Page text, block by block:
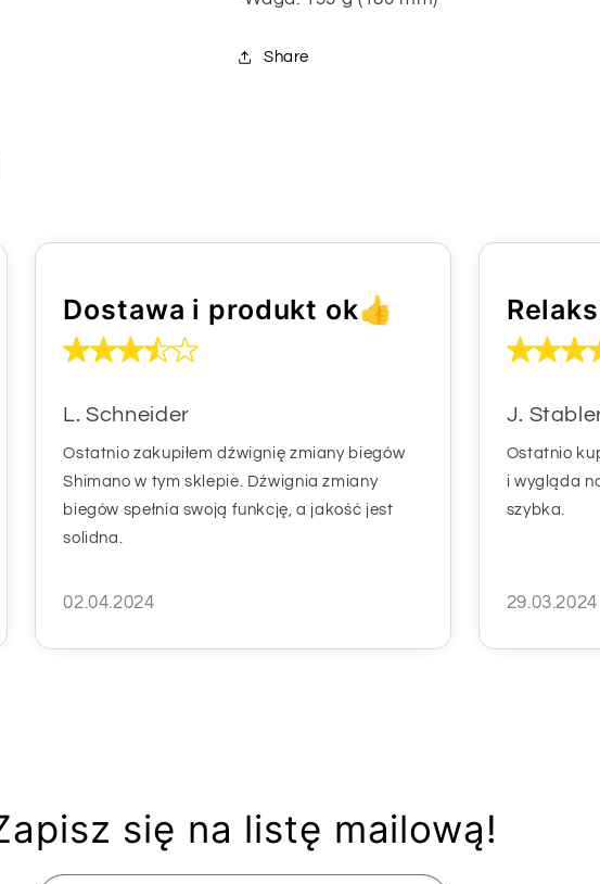
Share
Dostawa i produkt ok👍
L. Schneider
Ostatnio zakupiłem dźwignię zmiany biegów
Shimano w tym sklepie. Dźwignia zmiany
biegów spełnia swoją funkcję, a jakość jest
solidna.
02.04.2024
J.
Ostatnio
i wygląda
szybka.
29.03.2024
się na listę mailową!